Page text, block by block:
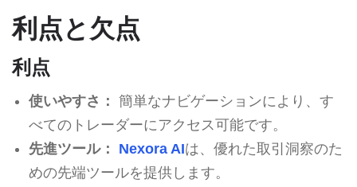
利点と欠点
利点
使いやすさ： 簡単なナビゲーションにより、す
べてのトレーダーにアクセス可能です。
先進ツール：
Nexora AIは、優れた取引洞察のた
めの先端ツールを提供します。